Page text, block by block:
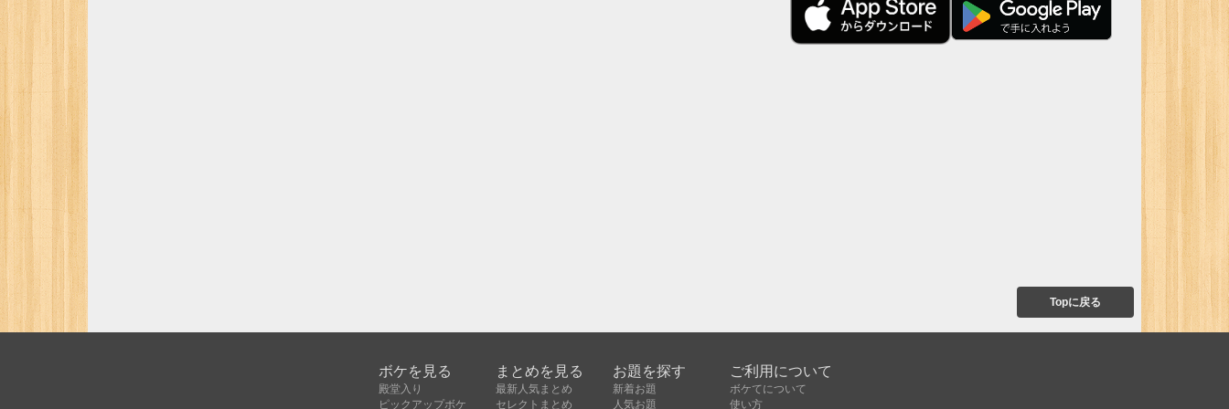
Topに戻る
ボケを見る
殿堂入り
ピックアップボケ
まとめを見る
最新人気まとめ
セレクトまとめ
お題を探す
新着お題
人気お題
ご利用について
ボケてについて
使い方